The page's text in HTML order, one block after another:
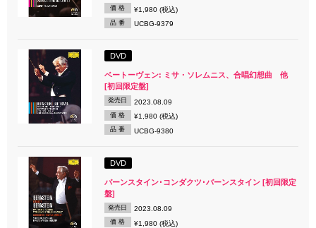
価 格 ¥1,980 (税込)
品 番 UCBG-9379
DVD
ベートーヴェン: ミサ・ソレムニス、合唱幻想曲 他
[初回限定盤]
発売日 2023.08.09
価 格 ¥1,980 (税込)
品 番 UCBG-9380
DVD
バーンスタイン･コンダクツ･バーンスタイン [初回限定
盤]
発売日 2023.08.09
価 格 ¥1,980 (税込)